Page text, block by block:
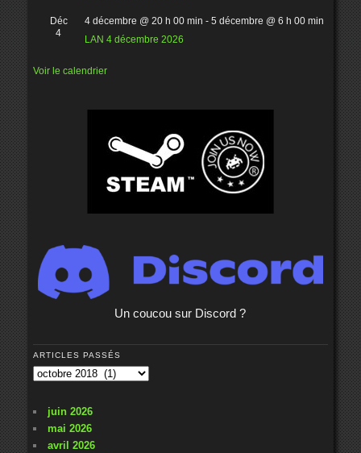
Déc
4
4 décembre @ 20 h 00 min - 5 décembre @ 6 h 00 min
LAN 4 décembre 2026
Voir le calendrier
Un coucou sur Discord ?
ARTICLES PASSÉS
Articles
juin 2026
mai 2026
avril 2026